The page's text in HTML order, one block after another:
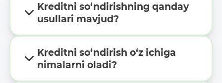
Kreditni so‘ndirishning qanday
usullari mavjud?
Kreditni so‘ndirish o‘z ichiga
nimalarni oladi?